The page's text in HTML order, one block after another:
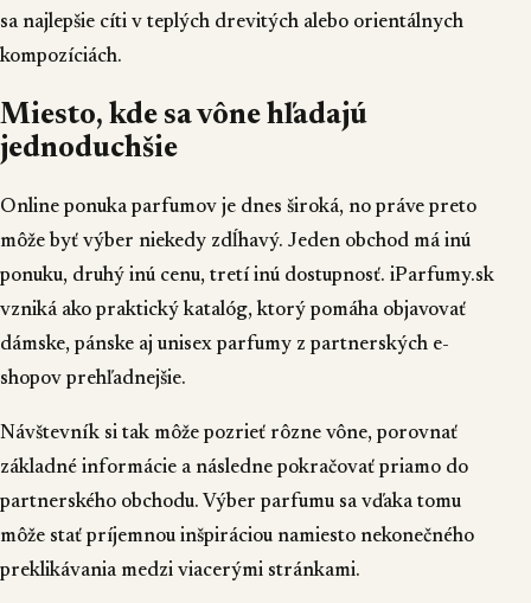
sa najlepšie cíti v teplých drevitých alebo orientálnych
kompozíciách.
Miesto, kde sa vône hľadajú
jednoduchšie
Online ponuka parfumov je dnes široká, no práve preto
môže byť výber niekedy zdĺhavý. Jeden obchod má inú
ponuku, druhý inú cenu, tretí inú dostupnosť. iParfumy.sk
vzniká ako praktický katalóg, ktorý pomáha objavovať
dámske, pánske aj unisex parfumy z partnerských e-
shopov prehľadnejšie.
Návštevník si tak môže pozrieť rôzne vône, porovnať
základné informácie a následne pokračovať priamo do
partnerského obchodu. Výber parfumu sa vďaka tomu
môže stať príjemnou inšpiráciou namiesto nekonečného
preklikávania medzi viacerými stránkami.